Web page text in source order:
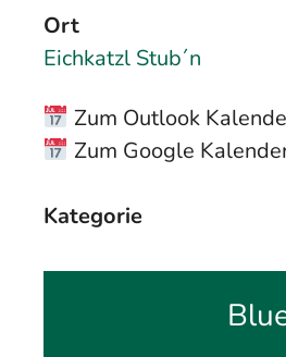
Ort
Eichkatzl Stub´n
Zum Outlook
Zum Google
Kategorie